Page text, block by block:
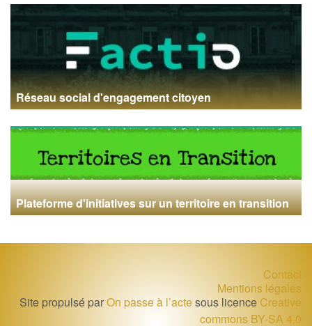
Réseau social d'engagement citoyen
Plateforme d'initiatives sur un territoire en transition
Contact
Mentions légales
Site propulsé parOn passe à l’actesous licence Creative
commons BY-SA 4.0